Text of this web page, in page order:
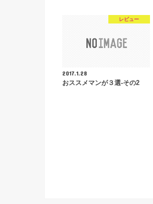
レビュー
2017.1.28
おススメマンが３選-その2